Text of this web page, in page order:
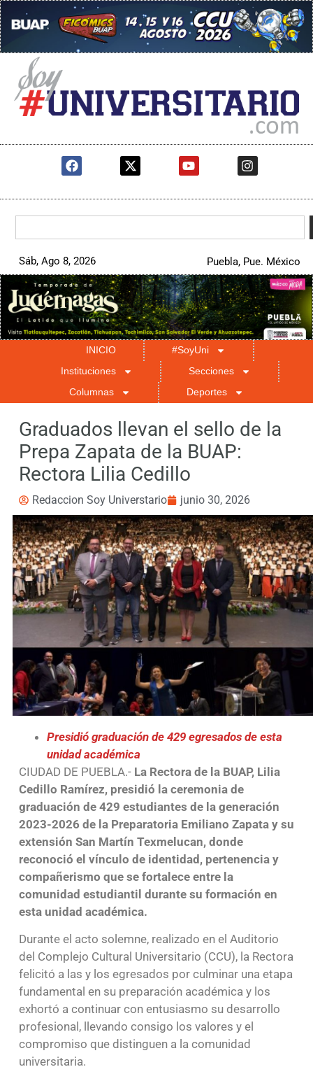
Sáb, Ago 8, 2026 Puebla, Pue. México
INICIO
#SoyUni
Instituciones
Secciones
Columnas
Deportes
Graduados llevan el sello de la
Prepa Zapata de la BUAP:
Rectora Lilia Cedillo
Redaccion Soy Universtario junio 30, 2026
Presidió graduación de 429 egresados de esta
unidad académica
CIUDAD DE PUEBLA.- La Rectora de la BUAP, Lilia
Cedillo Ramírez, presidió la ceremonia de
graduación de 429 estudiantes de la generación
2023-2026 de la Preparatoria Emiliano Zapata y su
extensión San Martín Texmelucan, donde
reconoció el vínculo de identidad, pertenencia y
compañerismo que se fortalece entre la
comunidad estudiantil durante su formación en
esta unidad académica.
Durante el acto solemne, realizado en el Auditorio
del Complejo Cultural Universitario (CCU), la Rectora
felicitó a las y los egresados por culminar una etapa
fundamental en su preparación académica y los
exhortó a continuar con entusiasmo su desarrollo
profesional, llevando consigo los valores y el
compromiso que distinguen a la comunidad
universitaria.